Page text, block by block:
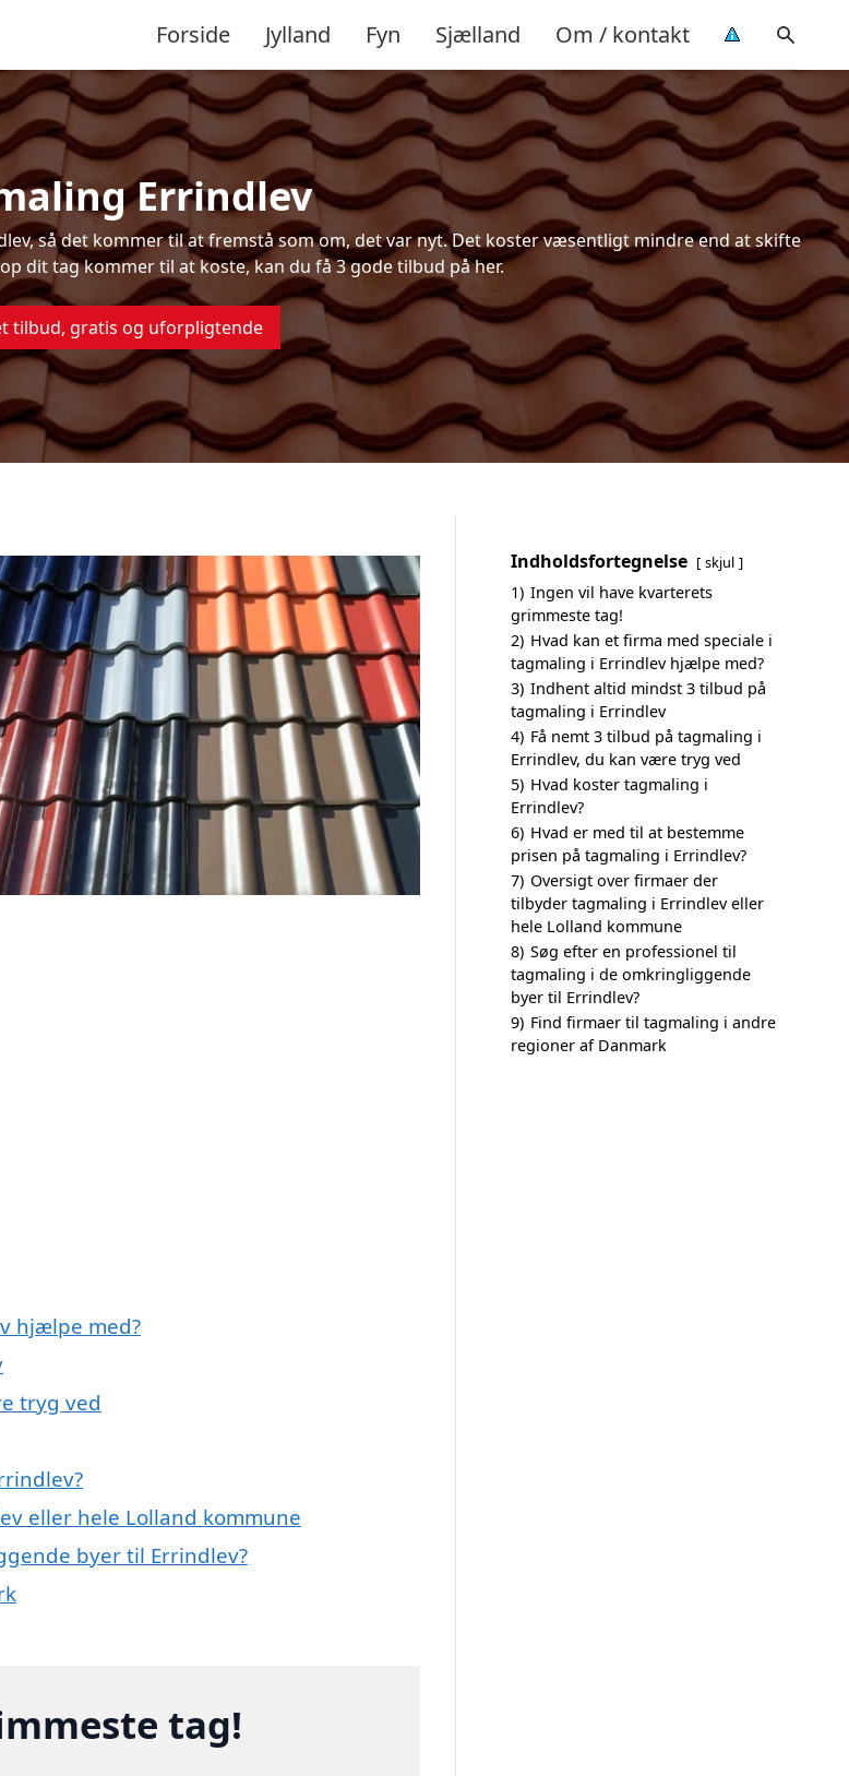
Forside Jylland Fyn Sjælland Om / kontakt
Errindlev
så det kommer til at fremstå som om, det var nyt. Det koster væsentligt mindre end at skifte
dit tag kommer til at koste, kan du få 3 gode tilbud på her.
tilbud, gratis og uforpligtende
hjælpe med?
tryg ved
eller hele Lolland kommune
byer til Errindlev?
tag!
Indholdsfortegnelse skjul
1) Ingen vil have kvarterets
grimmeste tag!
2) Hvad kan et firma med speciale i
tagmaling i Errindlev hjælpe med?
3) Indhent altid mindst 3 tilbud på
tagmaling i Errindlev
4) Få nemt 3 tilbud på tagmaling i
Errindlev, du kan være tryg ved
5) Hvad koster tagmaling i
Errindlev?
6) Hvad er med til at bestemme
prisen på tagmaling i Errindlev?
7) Oversigt over firmaer der
tilbyder tagmaling i Errindlev eller
hele Lolland kommune
8) Søg efter en professionel til
tagmaling i de omkringliggende
byer til Errindlev?
9) Find firmaer til tagmaling i andre
regioner af Danmark